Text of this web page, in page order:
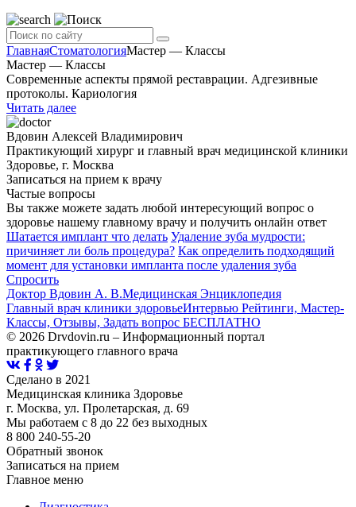
ГлавнаяСтоматологияМастер — Классы
Мастер — Классы
Современные аспекты прямой реставрации. Адгезивные
протоколы. Кариология
Читать далее
Вдовин Алексей Владимирович
Практикующий хирург и главный врач медицинской клиники
Здоровье, г. Москва
Записаться на прием к врачу
Частые вопросы
Вы также можете задать любой интересующий вопрос о
здоровье нашему главному врачу и получить онлайн ответ
Шатается имплант что делать Удаление зуба мудрости:
причиняет ли боль процедура? Как определить подходящий
момент для установки импланта после удаления зуба
Спросить
Доктор Вдовин А. В.Медицинская Энциклопедия
Главный врач клиники здоровьеИнтервью Рейтинги, Мастер-
Классы, Отзывы, Задать вопрос БЕСПЛАТНО
© 2026 Drvdovin.ru – Информационный портал
практикующего главного врача
Сделано в 2021
Медицинская клиника Здоровье
г. Москва, ул. Пролетарская, д. 69
Мы работаем с 8 до 22 без выходных
8 800 240-55-20
Обратный звонок
Записаться на прием
Главное меню